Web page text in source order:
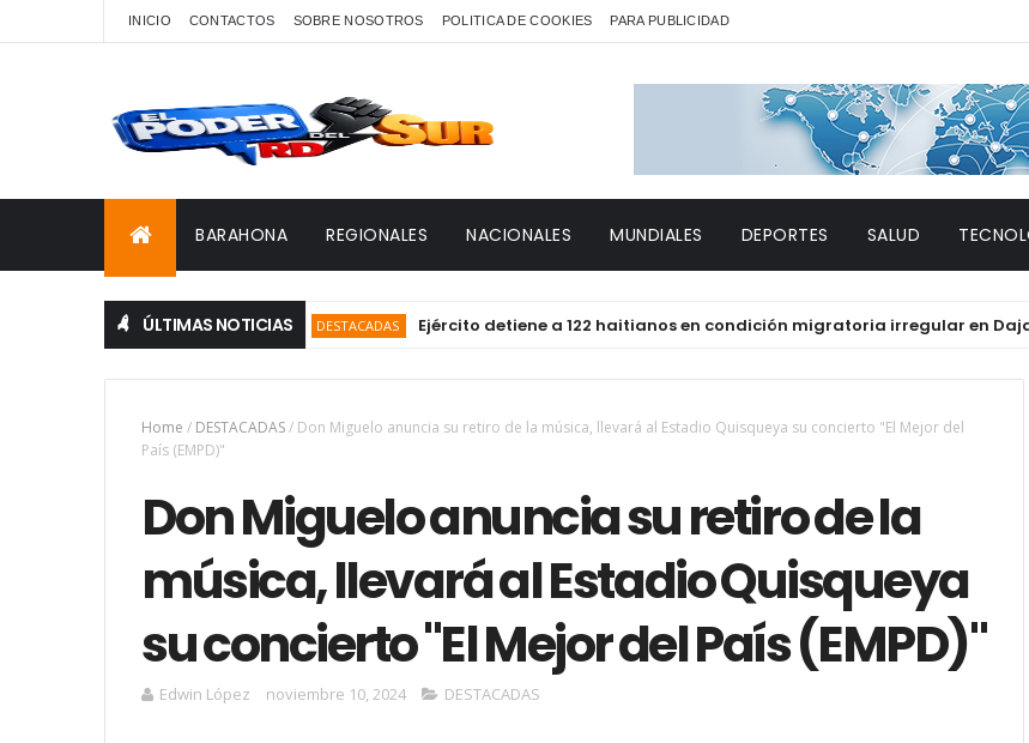
INICIO CONTACTOS SOBRE NOSOTROS POLITICA DE COOKIES PARA PUBLICIDAD
BARAHONA REGIONALES NACIONALES MUNDIALES DEPORTES SALUD
ÚLTIMAS NOTICIASDESTACADAS Ejército detiene a 122 haitianos en condición migratoria irregular en Dajabón y
Home / DESTACADAS/ Don Miguelo anuncia su retiro de la música, llevará al Estadio Quisqueya su concierto "El Mejor del
País (EMPD)"
Don Miguelo anuncia su retiro de la
música, llevará al Estadio Quisqueya
su concierto "El Mejor del País (EMPD)"
Edwin López noviembre 10, 2024 DESTACADAS